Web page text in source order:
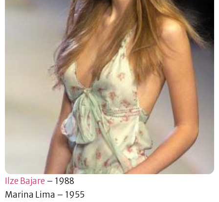
Ilze Bajare – 1988
Marina Lima – 1955